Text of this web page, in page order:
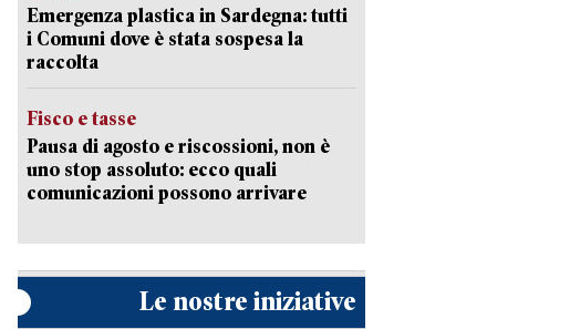
Emergenza plastica in Sardegna: tutti
i Comuni dove è stata sospesa la
raccolta
Fisco e tasse
Pausa di agosto e riscossioni, non è
uno stop assoluto: ecco quali
comunicazioni possono arrivare
Le nostre iniziative